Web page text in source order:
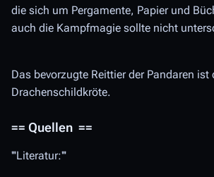
die sich um Pergamente, Papier und
auch die Kampfmagie sollte nicht
Das bevorzugte Reittier der Pandaren ist
Drachenschildkröte.
== Quellen ==
'''Literatur:'''